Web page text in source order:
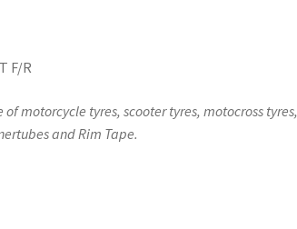
F/R
motorcycle tyres, scooter tyres, motocross tyres,
and Rim Tape.